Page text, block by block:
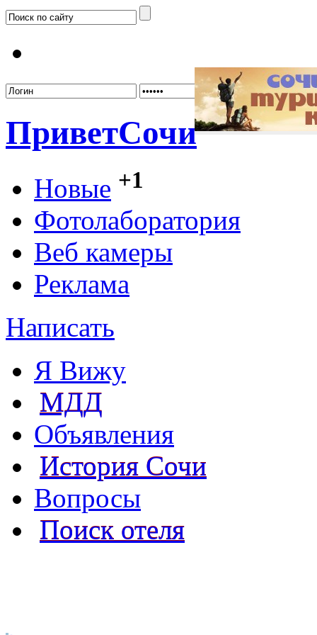
ПриветСочи
Новые +1
Фотолаборатория
Веб камеры
Реклама
Написать
Я Вижу
МДД
Объявления
История Сочи
Вопросы
Поиск отеля